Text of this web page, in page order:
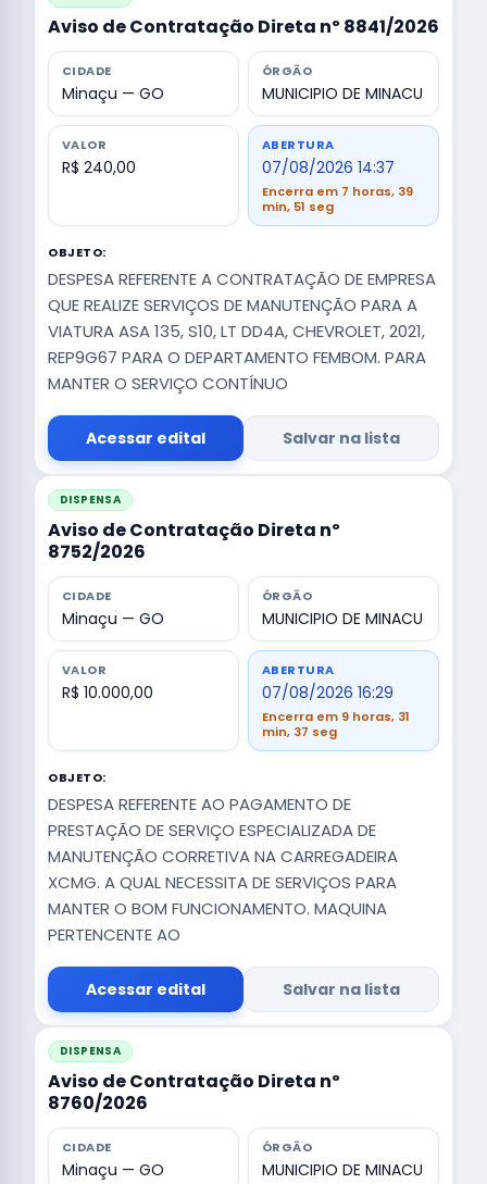
Aviso de Contratação Direta nº 8841/2026
CIDADE
Minaçu — GO
ÓRGÃO
MUNICIPIO DE MINACU
VALOR
R$ 240,00
ABERTURA
07/08/2026 14:37
Encerra em 7 horas, 39
min, 50 seg
OBJETO:
DESPESA REFERENTE A CONTRATAÇÃO DE EMPRESA
QUE REALIZE SERVIÇOS DE MANUTENÇÃO PARA A
VIATURA ASA 135, S10, LT DD4A, CHEVROLET, 2021,
REP9G67 PARA O DEPARTAMENTO FEMBOM. PARA
MANTER O SERVIÇO CONTÍNUO
Acessar edital Salvar na lista
DISPENSA
Aviso de Contratação Direta nº
8752/2026
CIDADE
Minaçu — GO
ÓRGÃO
MUNICIPIO DE MINACU
VALOR
R$ 10.000,00
ABERTURA
07/08/2026 16:29
Encerra em 9 horas, 31
min, 36 seg
OBJETO:
DESPESA REFERENTE AO PAGAMENTO DE
PRESTAÇÃO DE SERVIÇO ESPECIALIZADA DE
MANUTENÇÃO CORRETIVA NA CARREGADEIRA
XCMG. A QUAL NECESSITA DE SERVIÇOS PARA
MANTER O BOM FUNCIONAMENTO. MAQUINA
PERTENCENTE AO
Acessar edital Salvar na lista
DISPENSA
Aviso de Contratação Direta nº
8760/2026
CIDADE
Minaçu — GO
ÓRGÃO
MUNICIPIO DE MINACU